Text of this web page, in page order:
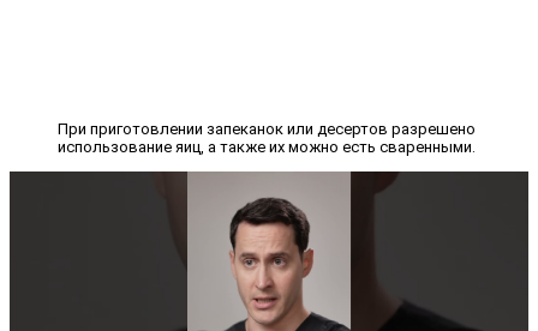
При приготовлении запеканок или десертов разрешено
использование яиц, а также их можно есть сваренными.